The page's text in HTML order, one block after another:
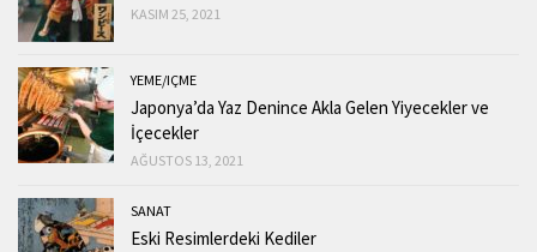
KASIM 25, 2021
YEME/IÇME
Japonya’da Yaz Denince Akla Gelen Yiyecekler ve
İçecekler
AĞUSTOS 13, 2021
SANAT
Eski Resimlerdeki Kediler